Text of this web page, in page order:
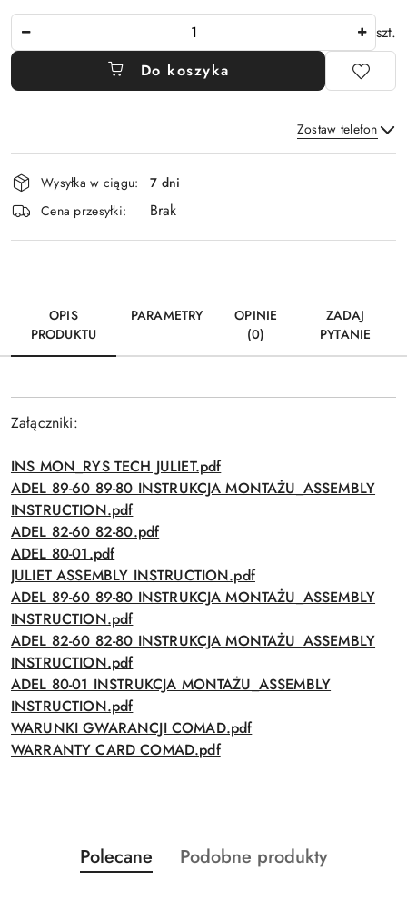
szt.
Do koszyka
Zostaw telefon
Dostępność
i
dostawa
Wysyłka w ciągu:
7 dni
Cena przesyłki:
Brak
OPIS
PRODUKTU
PARAMETRY
OPINIE
(0)
ZADAJ
PYTANIE
Załączniki:
INS MON_RYS TECH JULIET.pdf
ADEL 89-60 89-80 INSTRUKCJA MONTAŻU_ASSEMBLY
INSTRUCTION.pdf
ADEL 82-60 82-80.pdf
ADEL 80-01.pdf
JULIET ASSEMBLY INSTRUCTION.pdf
ADEL 89-60 89-80 INSTRUKCJA MONTAŻU_ASSEMBLY
INSTRUCTION.pdf
ADEL 82-60 82-80 INSTRUKCJA MONTAŻU_ASSEMBLY
INSTRUCTION.pdf
ADEL 80-01 INSTRUKCJA MONTAŻU_ASSEMBLY
INSTRUCTION.pdf
WARUNKI GWARANCJI COMAD.pdf
WARRANTY CARD COMAD.pdf
Pomiń karuzelę produktów
Produkty
o
Polecane
Produkty
Podobne produkty